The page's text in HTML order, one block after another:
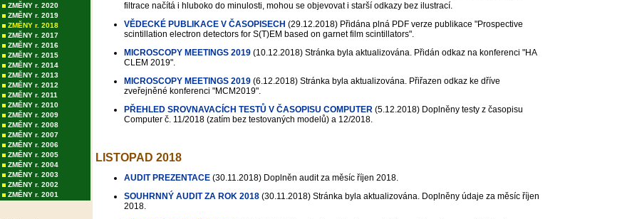
ZMĚNY r. 2020
ZMĚNY r. 2019
ZMĚNY r. 2018
ZMĚNY r. 2017
ZMĚNY r. 2016
ZMĚNY r. 2015
ZMĚNY r. 2014
ZMĚNY r. 2013
ZMĚNY r. 2012
ZMĚNY r. 2011
ZMĚNY r. 2010
ZMĚNY r. 2009
ZMĚNY r. 2008
ZMĚNY r. 2007
ZMĚNY r. 2006
ZMĚNY r. 2005
ZMĚNY r. 2004
ZMĚNY r. 2003
ZMĚNY r. 2002
ZMĚNY r. 2001
filtrace načítá i hluboko do minulosti, mohou se objevovat i starší odkazy bez ilustrací.
VĚDECKÉ PUBLIKACE V ČASOPISECH (29.12.2018) Přidána plná PDF verze publikace "Prospective
scintillation electron detectors for S(T)EM based on garnet film scintillators".
MICROSCOPY MEETINGS 2019 (10.12.2018) Stránka byla aktualizována. Přidán odkaz na konferenci "HA
CLEM 2019".
MICROSCOPY MEETINGS 2019 (6.12.2018) Stránka byla aktualizována. Přiřazen odkaz ke dříve
zveřejněné konferenci "MCM2019".
PŘEHLED SROVNAVACÍCH TESTŮ V ČASOPISU COMPUTER (5.12.2018) Doplněny testy z časopisu
Computer č. 11/2018 (zatím bez testovaných modelů) a 12/2018.
LISTOPAD 2018
AUDIT PREZENTACE (30.11.2018) Doplněn audit za měsíc říjen 2018.
SOUHRNNÝ AUDIT ZA ROK 2018 (30.11.2018) Stránka byla aktualizována. Doplněny údaje za měsíc říjen
2018.